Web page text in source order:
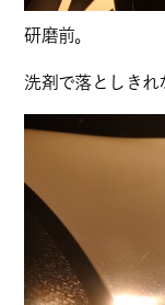
研磨前。
洗剤で落としきれ